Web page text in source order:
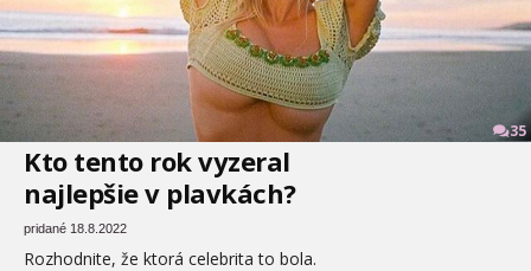
35
Kto tento rok vyzeral
najlepšie v plavkách?
pridané 18.8.2022
Rozhodnite, že ktorá celebrita to bola.